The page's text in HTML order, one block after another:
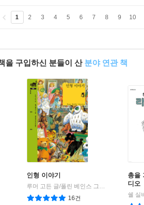
1 2 3 4 5 6 7 8 9 10
을 구입하신 분들이 산 분야 연관 책
인형 이야기
루머 고든 글/폴린 베인스 그림/햇살과나무꾼 역
16건
총을
디오
쉘 실